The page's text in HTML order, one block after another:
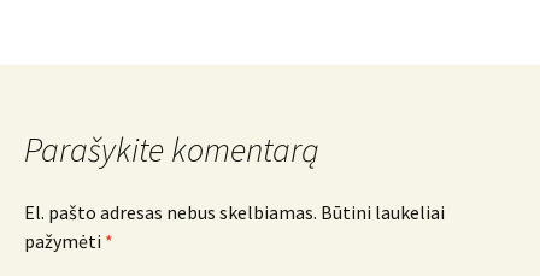
Parašykite komentarą
El. pašto adresas nebus skelbiamas. Būtini laukeliai
pažymėti *